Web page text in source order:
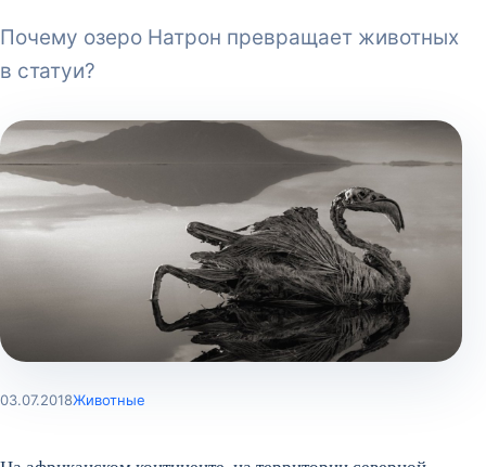
Почему озеро Натрон превращает животных
в статуи?
03.07.2018Животные